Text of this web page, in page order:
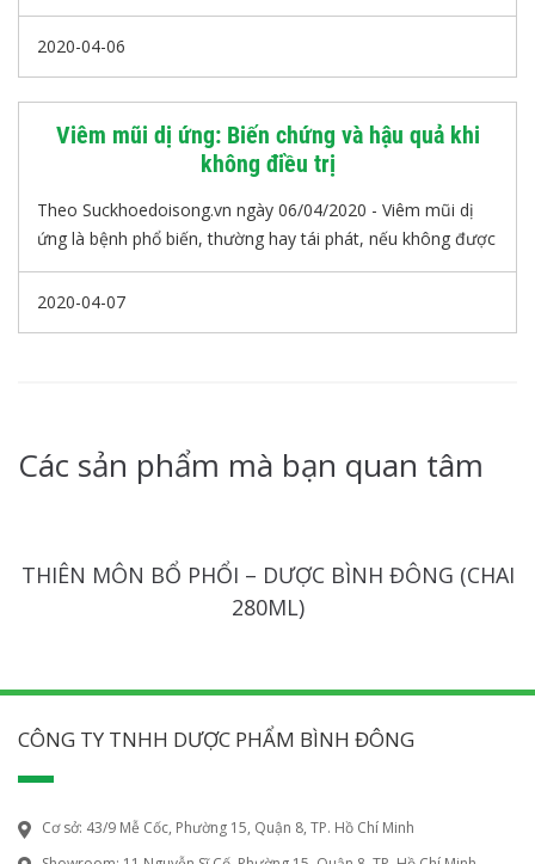
gặp phải. Súc miệng bằng nước muối có thể là một cách rẻ
tiền, an toàn và hiệu quả để giảm đau và giảm các triệu
2020-04-06
Viêm mũi dị ứng: Biến chứng và hậu quả khi
không điều trị
Theo Suckhoedoisong.vn ngày 06/04/2020 - Viêm mũi dị
ứng là bệnh phổ biến, thường hay tái phát, nếu không được
dự phòng và điều trị đúng cách, bệnh có thể dẫn đến nhiều
biến chứng, ảnh hưởng xấu tới sức khỏe, nhất là đối với
2020-04-07
Các sản phẩm mà bạn quan tâm
THIÊN MÔN BỔ PHỔI – DƯỢC BÌNH ĐÔNG (CHAI
280ML)
CÔNG TY TNHH DƯỢC PHẨM BÌNH ĐÔNG
Cơ sở: 43/9 Mễ Cốc, Phường 15, Quận 8, TP. Hồ Chí Minh